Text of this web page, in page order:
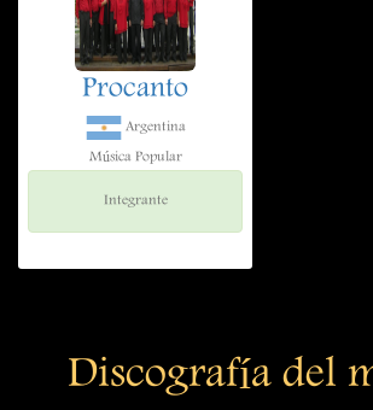
Procanto
Argentina
Música Popular
Integrante
Discografía del